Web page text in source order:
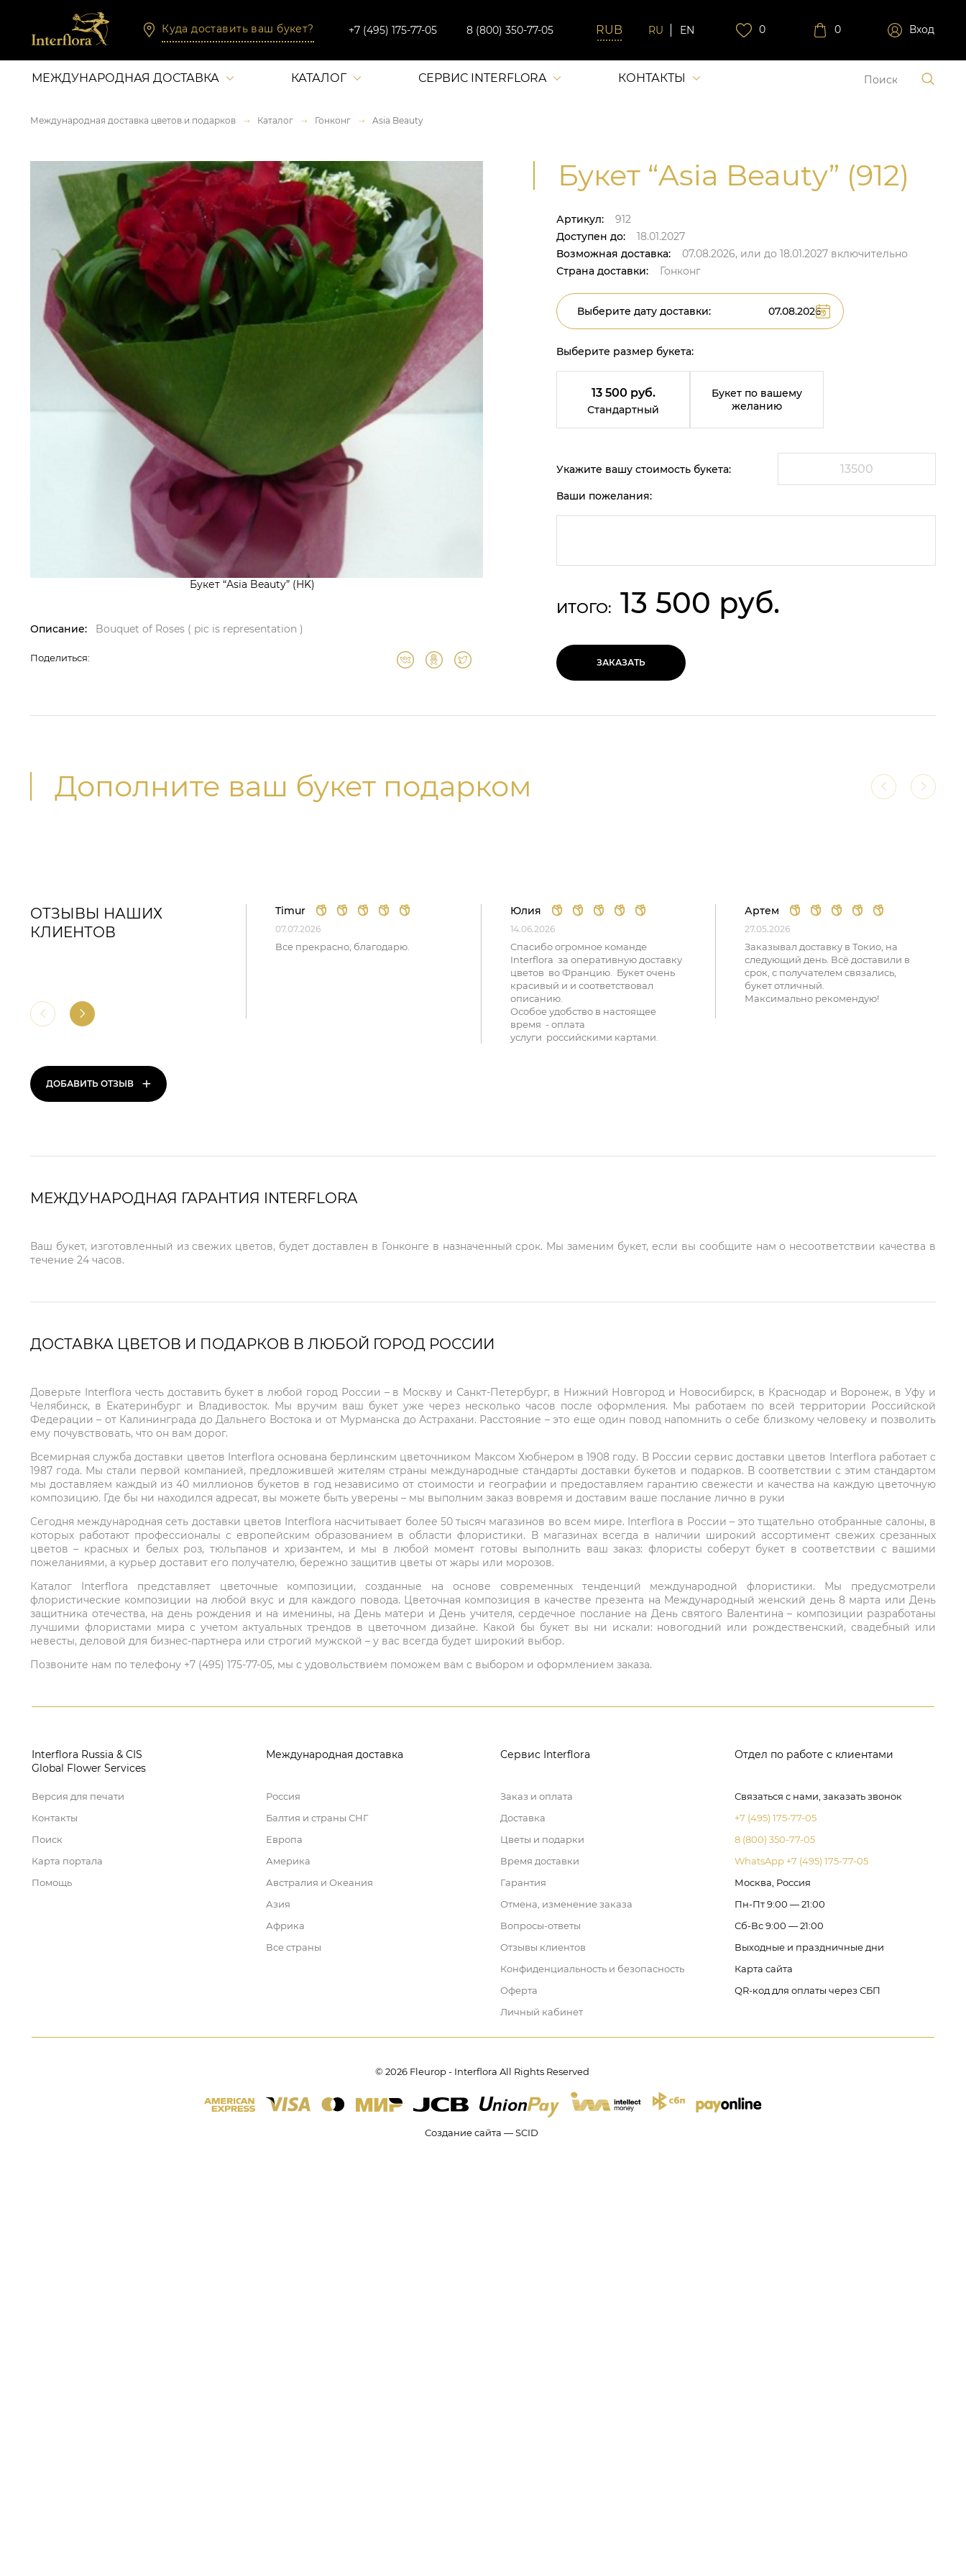
Куда доставить ваш букет? +7 (495) 175-77-05 8 (800) 350-77-05 RU EN 0 0 Вход
МЕЖДУНАРОДНАЯ ДОСТАВКА КАТАЛОГ СЕРВИС INTERFLORA КОНТАКТЫ
Международная доставка цветов и подарков Каталог Гонконг Asia Beauty
Букет “Asia Beauty” (HK)
Описание: Bouquet of Roses ( pic is representation )
Поделиться:
Букет “Asia Beauty” (912)
Артикул:
912
Доступен до:
18.01.2027
Возможная доставка:
07.08.2026, или до 18.01.2027 включительно
Страна доставки:
Гонконг
Выберите дату доставки:
Выберите размер букета:
13 500 руб.
Стандартный
Букет по вашему
желанию
Укажите вашу стоимость букета:
Ваши пожелания:
ИТОГО: 13 500 руб.
ЗАКАЗАТЬ
Дополните ваш букет подарком
ОТЗЫВЫ НАШИХ
КЛИЕНТОВ
ДОБАВИТЬ ОТЗЫВ +
Timur
07.07.2026
Все прекрасно, благодарю.
Юлия
14.06.2026
Спасибо огромное команде
Interflora за оперативную доставку
цветов во Францию. Букет очень
красивый и и соответствовал
описанию.
Особое удобство в настоящее
время - оплата
услуги российскими картами.
Артем
27.05.2026
Заказывал доставку в Токио, на
следующий день. Всё доставили в
срок, с получателем связались,
букет отличный.
Максимально рекомендую!
МЕЖДУНАРОДНАЯ ГАРАНТИЯ INTERFLORA
Ваш букет, изготовленный из свежих цветов, будет доставлен в Гонконге в назначенный срок. Мы заменим букет, если вы сообщите нам о несоответствии качества в
течение 24 часов.
ДОСТАВКА ЦВЕТОВ И ПОДАРКОВ В ЛЮБОЙ ГОРОД РОССИИ
Доверьте Interflora честь доставить букет в любой город России – в Москву и Санкт-Петербург, в Нижний Новгород и Новосибирск, в Краснодар и Воронеж, в Уфу и
Челябинск, в Екатеринбург и Владивосток. Мы вручим ваш букет уже через несколько часов после оформления. Мы работаем по всей территории Российской
Федерации – от Калининграда до Дальнего Востока и от Мурманска до Астрахани. Расстояние – это еще один повод напомнить о себе близкому человеку и позволить
ему почувствовать, что он вам дорог.
Всемирная служба доставки цветов Interflora основана берлинским цветочником Максом Хюбнером в 1908 году. В России сервис доставки цветов Interflora работает с
1987 года. Мы стали первой компанией, предложившей жителям страны международные стандарты доставки букетов и подарков. В соответствии с этим стандартом
мы доставляем каждый из 40 миллионов букетов в год независимо от стоимости и географии и предоставляем гарантию свежести и качества на каждую цветочную
композицию. Где бы ни находился адресат, вы можете быть уверены – мы выполним заказ вовремя и доставим ваше послание лично в руки
Сегодня международная сеть доставки цветов Interflora насчитывает более 50 тысяч магазинов во всем мире. Interflora в России – это тщательно отобранные салоны, в
которых работают профессионалы с европейским образованием в области флористики. В магазинах всегда в наличии широкий ассортимент свежих срезанных
цветов – красных и белых роз, тюльпанов и хризантем, и мы в любой момент готовы выполнить ваш заказ: флористы соберут букет в соответствии с вашими
пожеланиями, а курьер доставит его получателю, бережно защитив цветы от жары или морозов.
Каталог Interflora представляет цветочные композиции, созданные на основе современных тенденций международной флористики. Мы предусмотрели
флористические композиции на любой вкус и для каждого повода. Цветочная композиция в качестве презента на Международный женский день 8 марта или День
защитника отечества, на день рождения и на именины, на День матери и День учителя, сердечное послание на День святого Валентина – композиции разработаны
лучшими флористами мира с учетом актуальных трендов в цветочном дизайне. Какой бы букет вы ни искали: новогодний или рождественский, свадебный или
невесты, деловой для бизнес-партнера или строгий мужской – у вас всегда будет широкий выбор.
Позвоните нам по телефону +7 (495) 175-77-05, мы с удовольствием поможем вам с выбором и оформлением заказа.
Interflora Russia & CIS
Global Flower Services
Версия для печати
Контакты
Поиск
Карта портала
Помощь
Международная доставка
Россия
Балтия и страны СНГ
Европа
Америка
Австралия и Океания
Азия
Африка
Все страны
Сервис Interflora
Заказ и оплата
Доставка
Цветы и подарки
Время доставки
Гарантия
Отмена, изменение заказа
Вопросы-ответы
Отзывы клиентов
Конфиденциальность и безопасность
Оферта
Личный кабинет
Отдел по работе с клиентами
Связаться с нами, заказать звонок
+7 (495) 175-77-05
8 (800) 350-77-05
WhatsApp +7 (495) 175-77-05
Москва, Россия
Пн-Пт 9:00 — 21:00
Сб-Вс 9:00 — 21:00
Выходные и праздничные дни
Карта сайта
QR-код для оплаты через СБП
© 2026 Fleurop - Interflora All Rights Reserved
Создание сайта — SCID